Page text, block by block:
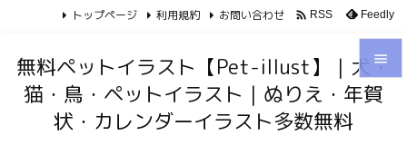


トップページ 利用規約 お問い合わせ  RSS Feedly
無料ペットイラスト【Pet-illust】｜犬・
猫・鳥・ペットイラスト｜ぬりえ・年賀
状・カレンダーイラスト多数無料